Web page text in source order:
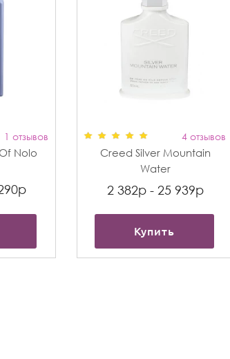
1 отзывов
Nolo
4 отзывов
Creed Silver Mountain
Water
2 382р - 25 939р
Купить